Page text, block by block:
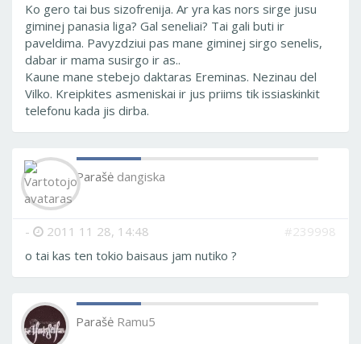
Ko gero tai bus sizofrenija. Ar yra kas nors sirge jusu
giminej panasia liga? Gal seneliai? Tai gali buti ir
paveldima. Pavyzdziui pas mane giminej sirgo senelis,
dabar ir mama susirgo ir as..
Kaune mane stebejo daktaras Ereminas. Nezinau del
Vilko. Kreipkites asmeniskai ir jus priims tik issiaskinkit
telefonu kada jis dirba.
Parašė dangiska
- 2011 11 28, 14:48
#239998
o tai kas ten tokio baisaus jam nutiko ?
Parašė Ramu5